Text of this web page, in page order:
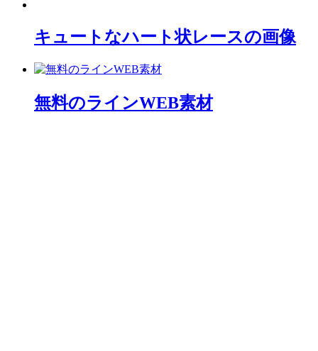
キュートなハート状レースの画像
無料のラインWEB素材